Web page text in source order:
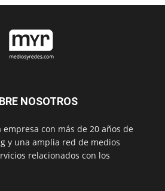
NOSOTROS
empresa con más de 20 años de
y una amplia red de medios
relacionados con los